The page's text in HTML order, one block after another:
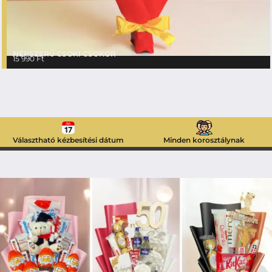
NÉPSZERŰ CSOKI CSOKOR
15 990Ft
Választható kézbesítési dátum Minden korosztálynak